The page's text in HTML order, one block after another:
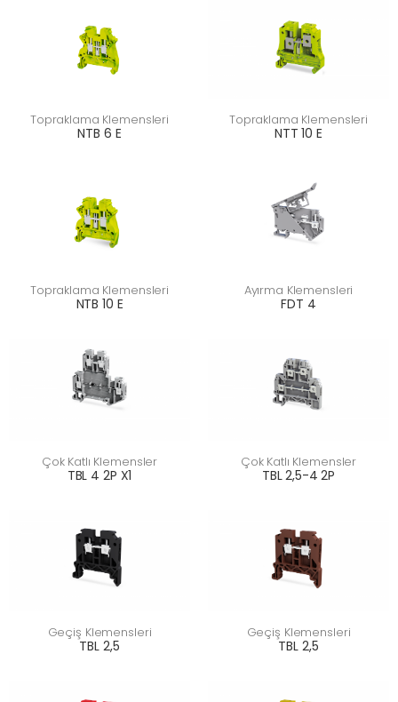
Topraklama Klemensleri
NTB 6 E
Topraklama Klemensleri
NTT 10 E
Topraklama Klemensleri
NTB 10 E
Ayırma Klemensleri
FDT 4
Çok Katlı Klemensler
TBL 4 2P X1
Çok Katlı Klemensler
TBL 2,5-4 2P
Geçiş Klemensleri
TBL 2,5
Geçiş Klemensleri
TBL 2,5